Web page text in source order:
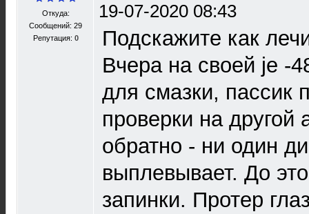
Откуда:
Сообщений: 29
Репутация: 0
19-07-2020 08:43
Подскажите как
Вчера на своей je -
для смазки, пассик
проверки на другой
обратно - ни один
выплевывает. До
запинки. Протер